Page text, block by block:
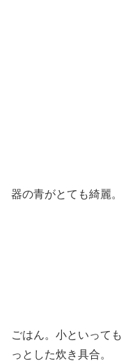
器の青がとても綺麗。
ごはん。小といって
っとした炊き具合。